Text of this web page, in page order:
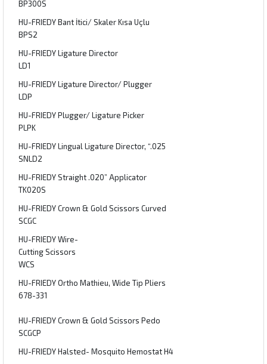
BP300S
HU-FRIEDY Bant İtici/ Skaler Kısa Uçlu
BPS2
HU-FRIEDY Ligature Director
LD1
HU-FRIEDY Ligature Director/ Plugger
LDP
HU-FRIEDY Plugger/ Ligature Picker
PLPK
HU-FRIEDY Lingual Ligature Director, “.025
SNLD2
HU-FRIEDY Straight .020” Applicator
TK020S
HU-FRIEDY Crown & Gold Scissors Curved
SCGC
HU-FRIEDY Wire-
Cutting Scissors
WCS
HU-FRIEDY Ortho Mathieu, Wide Tip Pliers
678-331
HU-FRIEDY Crown & Gold Scissors Pedo
SCGCP
HU-FRIEDY Halsted- Mosquito Hemostat H4